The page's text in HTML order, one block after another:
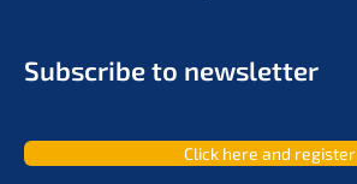
Subscri­be to newsletter
Click here and register